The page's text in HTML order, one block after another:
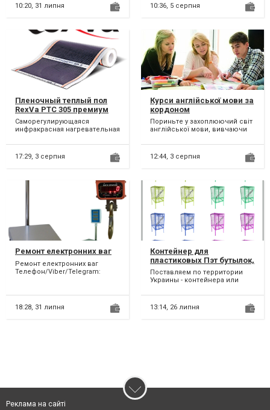
68060444AB
10:20, 31 липня
являемся пр...
10:36, 5 серпня
Пленочный теплый пол
RexVa PTC 305 премиум
саморегулирующийся.
Саморегулирующаяся
инфракрасная нагревательная
АКЦИЯ!!! 150 грн м/пог...
17:29, 3 серпня
Курси англійської мови за
кордоном
Пориньте у захоплюючий світ
англійської мови, вивчаючи
унікальна можливість роз...
12:44, 3 серпня
Ремонт електронних ваг
Ремонт електронних ваг
Телефон/Viber/Telegram:
18:28, 31 липня
Контейнер для
пластиковых Пэт бутылок,
стекла, макулатуры,
вторсырья.
Поставляем по территории
Украины - контейнера или
раздельного сбора,
сортировки,...
13:14, 26 липня
Реклама на сайті